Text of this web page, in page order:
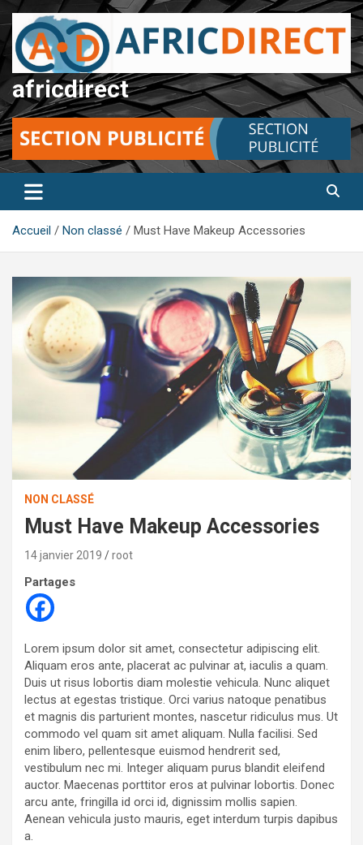
Aller
au
contenu
africdirect
Accueil Non classé Must Have Makeup Accessories
NON CLASSÉ
Must Have Makeup Accessories
14 janvier 2019 root
Partages
Lorem ipsum dolor sit amet, consectetur adipiscing elit.
Aliquam eros ante, placerat ac pulvinar at, iaculis a quam.
Duis ut risus lobortis diam molestie vehicula. Nunc aliquet
lectus at egestas tristique. Orci varius natoque penatibus
et magnis dis parturient montes, nascetur ridiculus mus. Ut
commodo vel quam sit amet aliquam. Nulla facilisi. Sed
enim libero, pellentesque euismod hendrerit sed,
vestibulum nec mi. Integer aliquam purus blandit eleifend
auctor. Maecenas porttitor eros at pulvinar lobortis. Donec
arcu ante, fringilla id orci id, dignissim mollis sapien.
Aenean vehicula justo mauris, eget interdum turpis dapibus
a.